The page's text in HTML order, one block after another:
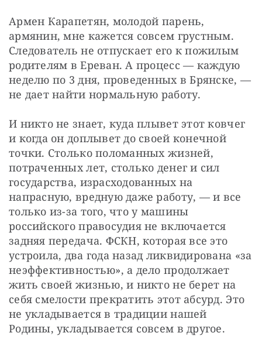
Армен Карапетян, молодой парень,
армянин, мне кажется совсем грустным.
Следователь не отпускает его к пожилым
родителям в Ереван. А процесс — ​каждую
неделю по 3 дня, проведенных в Брянске, —
​не дает найти нормальную работу.
И никто не знает, куда плывет этот ковчег
и когда он доплывет до своей конечной
точки. Столько поломанных жизней,
потраченных лет, столько денег и сил
государства, израсходованных на
напрасную, вредную даже работу, — ​и все
только из-за того, что у машины
российского правосудия не включается
задняя передача. ФСКН, которая все это
устроила, два года назад ликвидирована «за
неэффективностью», а дело продолжает
жить своей жизнью, и никто не берет на
себя смелости прекратить этот абсурд. Это
не укладывается в традиции нашей
Родины, укладывается совсем в другое.